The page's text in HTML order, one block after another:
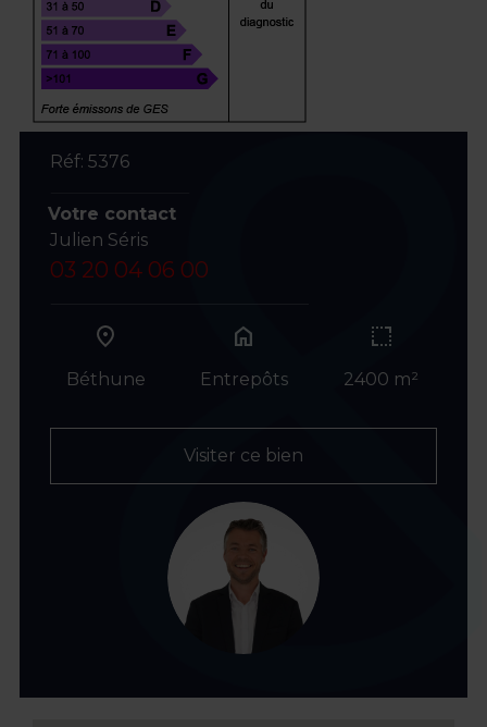
Réf: 5376
Votre contact
Julien Séris
03 20 04 06 00
Béthune
home
Entrepôts 2400 m²
Visiter ce bien